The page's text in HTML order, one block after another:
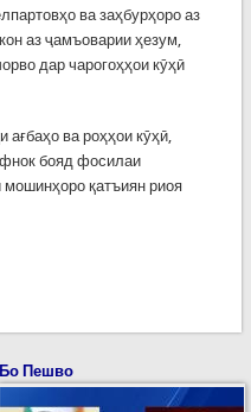
ва заҳбурҳоро аз
аз ҷамъоварии ҳезум,
дар чарогоҳҳои кӯҳӣ
ағбаҳо ва роҳҳои кӯҳӣ,
бояд фосилаи
қатъиян риоя
Бо Пешво